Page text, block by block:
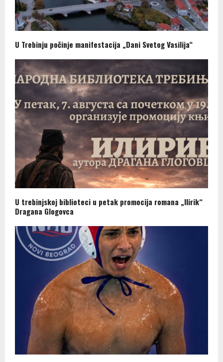
U Trebinju počinje manifestacija „Dani Svetog Vasilija“
U trebinjskoj biblioteci u petak promocija romana „Ilirik“
Dragana Glogovca